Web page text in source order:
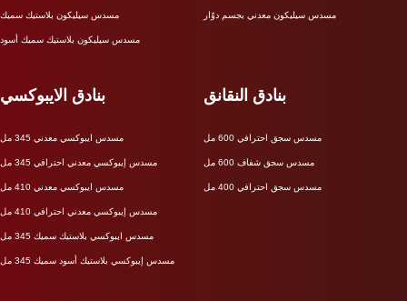
مسدس سيليكون بلاستيك سميك
مسدس سيليكون بلاستيك سميك أسود
مسدس سيليكون معدني بجسم دوّار
بنادق الايبوكسي
مسدس ايبوكسي معدني 345 مل
مسدس إيبوكسي معدني احترافي 345 مل
مسدس ايبوكسي معدني 410 مل
مسدس إيبوكسي معدني احترافي 410 مل
مسدس ايبوكسي بلاستيك سميك 345 مل
مسدس إيبوكسي بلاستيك أسود سميك 345 مل
بنادق النقانق
مسدس سجق احترافي 600 مل
مسدس سجق شفاف 600 مل
مسدس سجق احترافي 400 مل